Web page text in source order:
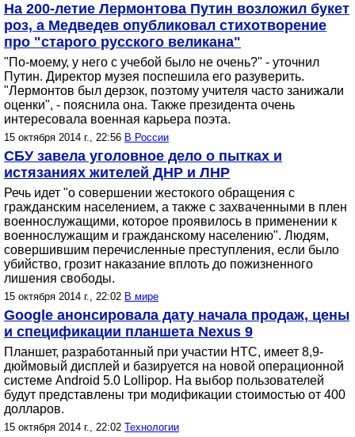
На 200-летие Лермонтова Путин возложил букет
роз, а Медведев опубликовал стихотворение
про "старого русского великана"
"По-моему, у него с учебой было не очень?" - уточнил
Путин. Директор музея поспешила его разуверить.
"Лермонтов был дерзок, поэтому учителя часто занижали
оценки", - пояснила она. Также президента очень
интересовала военная карьера поэта.
15 октября 2014 г., 22:56 В России
СБУ завела уголовное дело о пытках и
истязаниях жителей ДНР и ЛНР
Речь идет "о совершении жестокого обращения с
гражданским населением, а также с захваченными в плен
военнослужащими, которое проявилось в применении к
военнослужащим и гражданскому населению". Людям,
совершившим перечисленные преступления, если было
убийство, грозит наказание вплоть до пожизненного
лишения свободы.
15 октября 2014 г., 22:02 В мире
Google анонсировала дату начала продаж, цены
и спецификации планшета Nexus 9
Планшет, разработанный при участии HTC, имеет 8,9-
дюймовый дисплей и базируется на новой операционной
системе Android 5.0 Lollipop. На выбор пользователей
будут представлены три модификации стоимостью от 400
долларов.
15 октября 2014 г., 22:02 Технологии